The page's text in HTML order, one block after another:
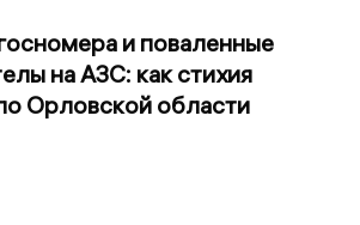
и поваленные
на АЗС: как стихия
Орловской области